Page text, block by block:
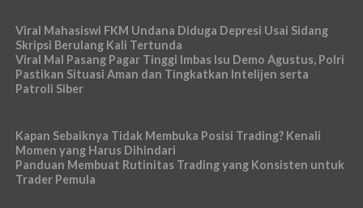
Viral Mahasiswi FKM Undana Diduga Depresi Usai Sidang
Skripsi Berulang Kali Tertunda
Viral Mal Pasang Pagar Tinggi Imbas Isu Demo Agustus, Polri
Pastikan Situasi Aman dan Tingkatkan Intelijen serta
Patroli Siber
Kapan Sebaiknya Tidak Membuka Posisi Trading? Kenali
Momen yang Harus Dihindari
Panduan Membuat Rutinitas Trading yang Konsisten untuk
Trader Pemula